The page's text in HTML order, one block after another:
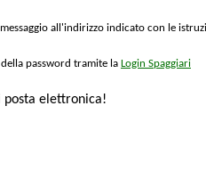
all'indirizzo indicato con le
password tramite la Login Spaggiari
posta elettronica!